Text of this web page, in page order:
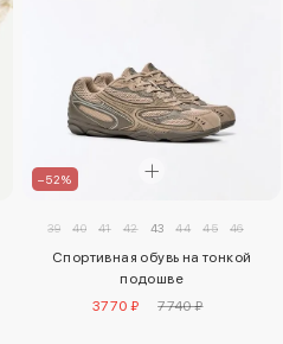
–52%
39 40 41 42 43 44 45 46
Спортивная обувь на тонкой
подошве
3770 ₽
7740 ₽